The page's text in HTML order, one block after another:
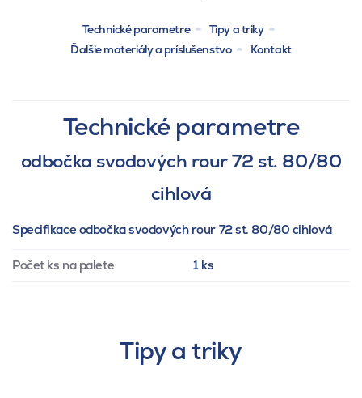
Technické parametre
Tipy a triky
Ďalšie materiály a príslušenstvo
Kontakt
Technické parametre
odbočka svodových rour 72 st. 80/80
cihlová
Specifikace odbočka svodových rour 72 st. 80/80 cihlová
Počet ks na palete 1 ks
Tipy a triky